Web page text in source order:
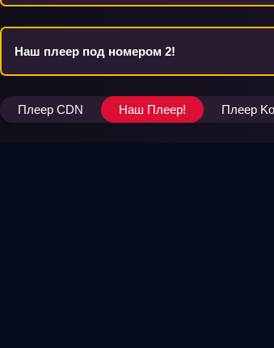
Наш плеер под номером 2!
Плеер CDN Наш Плеер! Плеер